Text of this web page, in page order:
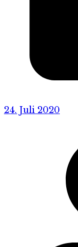
24. Juli 2020